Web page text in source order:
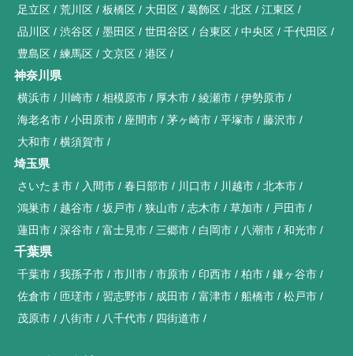
足立区 荒川区 板橋区 大田区 葛飾区 北区
江東区
品川区
渋谷区 墨田区 世田谷区 台東区 中央区
千代田区
豊島区
練馬区 文京区 港区
神奈川県
横浜市 川崎市 相模原市 厚木市 綾瀬市
伊勢原市
海老名市
小田原市 座間市 茅ヶ崎市 平塚市
藤沢市
大和市
横須賀市
埼玉県
さいたま市 入間市 春日部市 川口市 川越市
北本市
鴻巣市
越谷市 坂戸市 狭山市 志木市 草加市
戸田市
蓮田市
深谷市 富士見市 三郷市 白岡市 八潮市 和光市
千葉県
千葉市 我孫子市 市川市 市原市 印西市 柏市
鎌ヶ谷市
佐倉市
匝瑳市 習志野市 成田市 富津市 船橋市
松戸市
茂原市
八街市 八千代市 四街道市